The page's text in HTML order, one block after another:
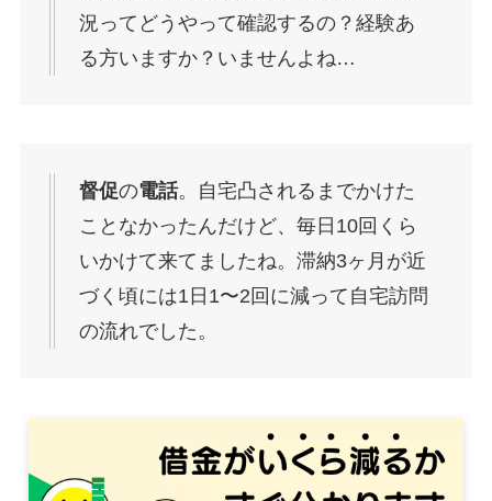
況ってどうやって確認するの？経験あ
る方いますか？いませんよね…
督促の電話。自宅凸されるまでかけた
ことなかったんだけど、毎日10回くら
いかけて来てましたね。滞納3ヶ月が近
づく頃には1日1〜2回に減って自宅訪問
の流れでした。